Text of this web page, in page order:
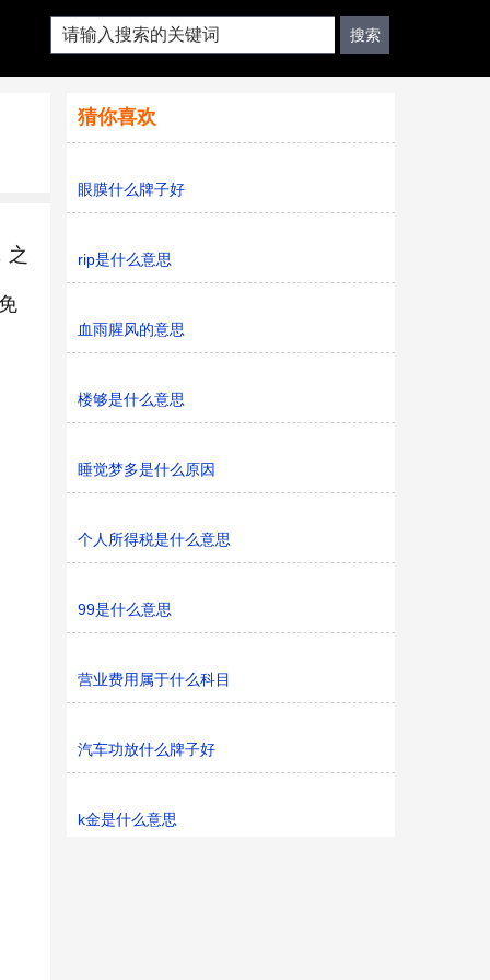
之
猜你喜欢
眼膜什么牌子好
rip是什么意思
血雨腥风的意思
楼够是什么意思
睡觉梦多是什么原因
个人所得税是什么意思
99是什么意思
营业费用属于什么科目
汽车功放什么牌子好
k金是什么意思